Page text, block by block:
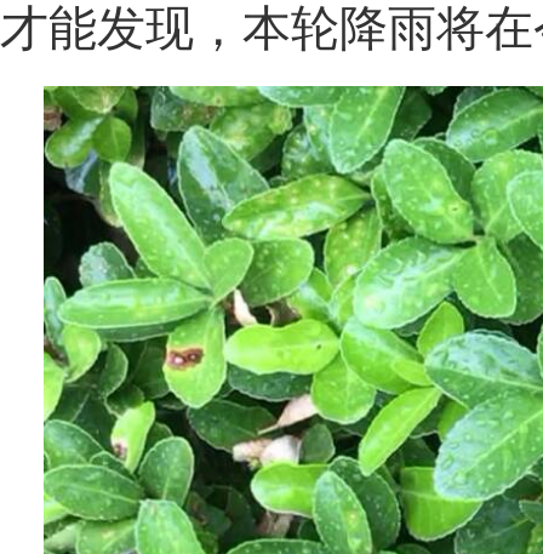
才能发现，本轮降雨将